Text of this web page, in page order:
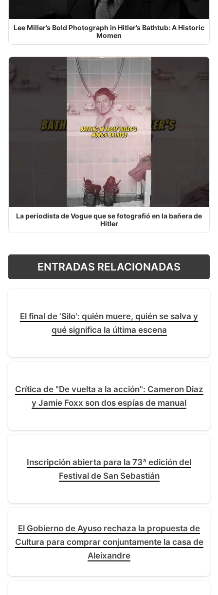
Lee Miller’s Bold Photograph in Hitler’s Bathtub: A Historic
Momen
La periodista de Vogue que se fotografió en la bañera de
Hitler
ENTRADAS RELACIONADAS
El final de 'Silo': quién muere, quién se salva y
qué significa la última escena
Crítica de "De vuelta a la acción": Cameron Diaz
y Jamie Foxx son dos espías de manual
Inscripción abierta para la 73ª edición del
Festival de San Sebastián
El Gobierno de Ayuso rechaza la propuesta de
Cultura para comprar conjuntamente la casa de
Aleixandre